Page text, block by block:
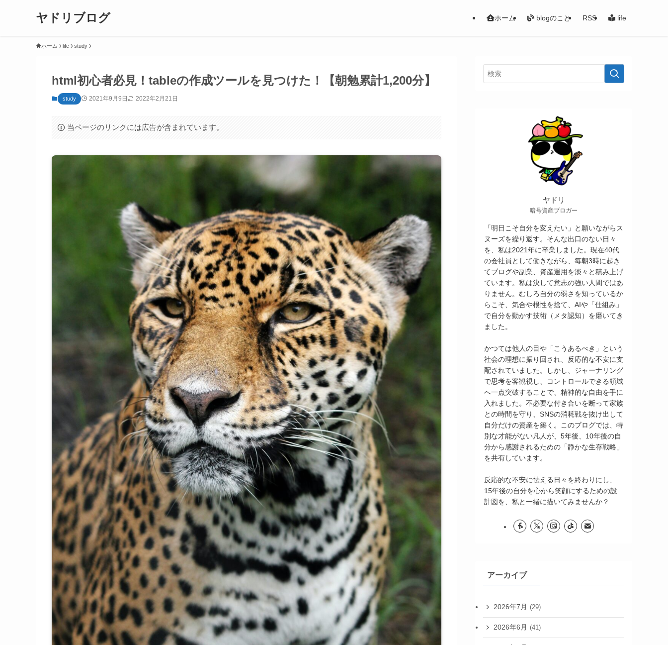
ヤドリブログ ホーム blogのこと RSS life
ホーム life study
html初心者必見！tableの作成ツールを見つけた！【朝勉累計1,200分】
study 2021年9月9日 2022年2月21日
当ページのリンクには広告が含まれています。
ヤドリ
暗号資産ブロガー
「明日こそ自分を変えたい」と願いながらス
ヌーズを繰り返す。そんな出口のない日々
を、私は2021年に卒業しました。現在40代
の会社員として働きながら、毎朝3時に起き
てブログや副業、資産運用を淡々と積み上げ
ています。私は決して意志の強い人間ではあ
りません。むしろ自分の弱さを知っているか
らこそ、気合や根性を捨て、AIや「仕組み」
で自分を動かす技術（メタ認知）を磨いてき
ました。
かつては他人の目や「こうあるべき」という
社会の理想に振り回され、反応的な不安に支
配されていました。しかし、ジャーナリング
で思考を客観視し、コントロールできる領域
へ一点突破することで、精神的な自由を手に
入れました。不必要な付き合いを断って家族
との時間を守り、SNSの消耗戦を抜け出して
自分だけの資産を築く。このブログでは、特
別な才能がない凡人が、5年後、10年後の自
分から感謝されるための「静かな生存戦略」
を共有しています。
反応的な不安に怯える日々を終わりにし、
15年後の自分を心から笑顔にするための設
計図を、私と一緒に描いてみませんか？
アーカイブ
2026年7月 (29)
2026年6月 (41)